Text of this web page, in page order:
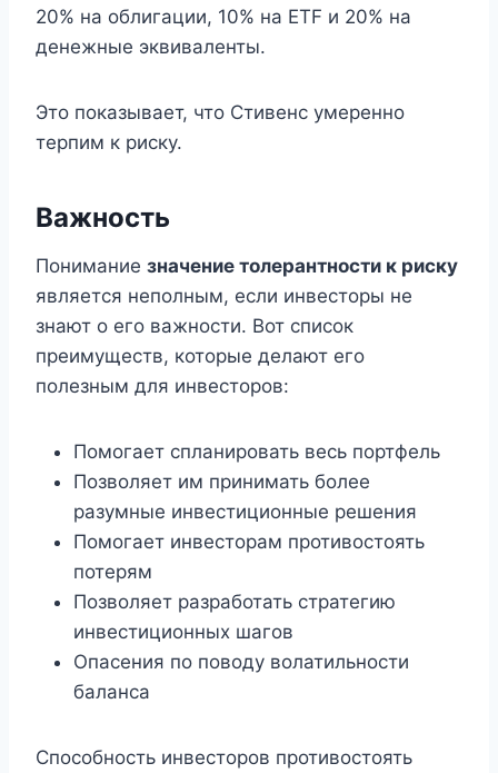
20% на облигации, 10% на ETF и 20% на
денежные эквиваленты.
Это показывает, что Стивенс умеренно
терпим к риску.
Важность
Понимание значение толерантности к риску
является неполным, если инвесторы не
знают о его важности. Вот список
преимуществ, которые делают его
полезным для инвесторов:
Помогает спланировать весь портфель
Позволяет им принимать более
разумные инвестиционные решения
Помогает инвесторам противостоять
потерям
Позволяет разработать стратегию
инвестиционных шагов
Опасения по поводу волатильности
баланса
Способность инвесторов противостоять